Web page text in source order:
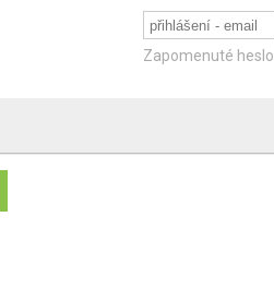
Zapomenuté heslo